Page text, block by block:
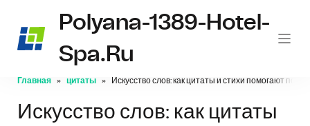
Polyana-1389-Hotel-
Spa.ru
Главная цитаты Искусство слов: как цитаты и стихи помогают
Искусство слов: как цитаты